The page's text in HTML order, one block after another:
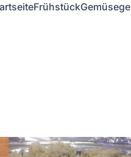
Frühstück